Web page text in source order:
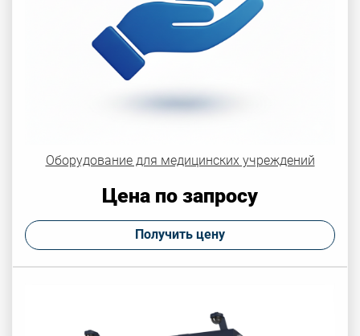
Оборудование для медицинских учреждений
Цена по запросу
Получить цену